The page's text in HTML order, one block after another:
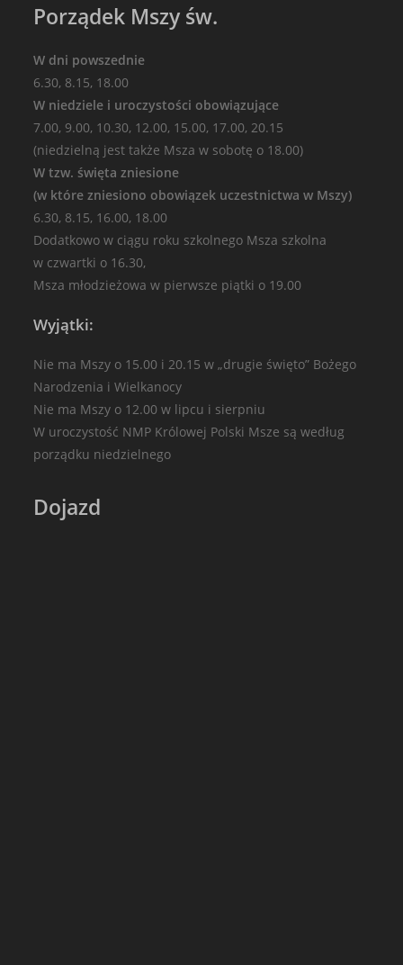
Porządek Mszy św.
W dni powszednie
6.30, 8.15, 18.00
W niedziele i uroczystości obowiązujące
7.00, 9.00, 10.30, 12.00, 15.00, 17.00, 20.15
(niedzielną jest także Msza w sobotę o 18.00)
W tzw. święta zniesione
(w które zniesiono obowiązek uczestnictwa w Mszy)
6.30, 8.15, 16.00, 18.00
Dodatkowo w ciągu roku szkolnego Msza szkolna
w czwartki o 16.30,
Msza młodzieżowa w pierwsze piątki o 19.00
Wyjątki:
Nie ma Mszy o 15.00 i 20.15 w „drugie święto” Bożego
Narodzenia i Wielkanocy
Nie ma Mszy o 12.00 w lipcu i sierpniu
W uroczystość NMP Królowej Polski Msze są według
porządku niedzielnego
Dojazd